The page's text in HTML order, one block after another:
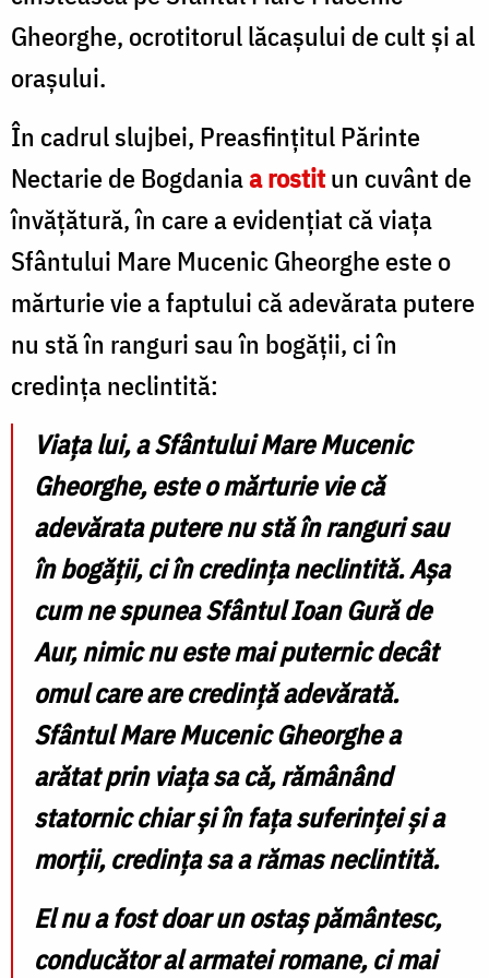
Gheorghe, ocrotitorul lăcașului de cult și al
orașului.
În cadrul slujbei, Preasfințitul Părinte
Nectarie de Bogdaniaa rostitun cuvânt de
învățătură, în care a evidențiat că viața
Sfântului Mare Mucenic Gheorghe este o
mărturie vie a faptului că adevărata putere
nu stă în ranguri sau în bogății, ci în
credința neclintită:
Viața lui, a Sfântului Mare Mucenic
Gheorghe, este o mărturie vie că
adevărata putere nu stă în ranguri sau
în bogății, ci în credința neclintită. Așa
cum ne spunea Sfântul Ioan Gură de
Aur, nimic nu este mai puternic decât
omul care are credință adevărată.
Sfântul Mare Mucenic Gheorghe a
arătat prin viața sa că, rămânând
statornic chiar și în fața suferinței și a
morții, credința sa a rămas neclintită.
El nu a fost doar un ostaș pământesc,
conducător al armatei romane, ci mai